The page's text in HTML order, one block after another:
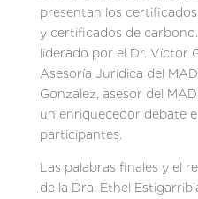
presentan los
y certificados de
liderado por el Dr. Víctor
Asesoría Jurídica del
Gonzalez, asesor del
un enriquecedor debate
participantes.
Las palabras finales y el
de la Dra. Ethel